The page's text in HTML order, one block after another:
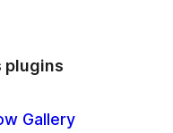
plugins
Gallery